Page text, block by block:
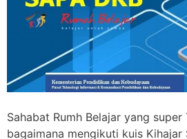
Sahabat Rumh Belajar yang super
bagaimana mengikuti kuis Kihajar